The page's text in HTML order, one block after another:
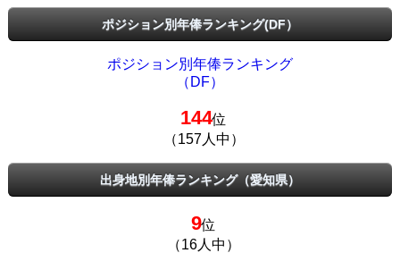
ポジション別年俸ランキング(DF）
ポジション別年俸ランキング
（DF）
144位
（157人中）
出身地別年俸ランキング（愛知県）
9位
（16人中）